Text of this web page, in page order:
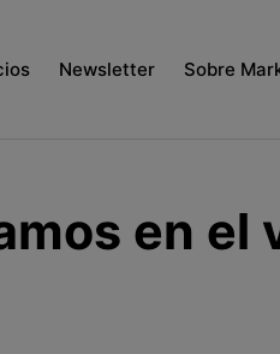
Newsletter Sobre
en el